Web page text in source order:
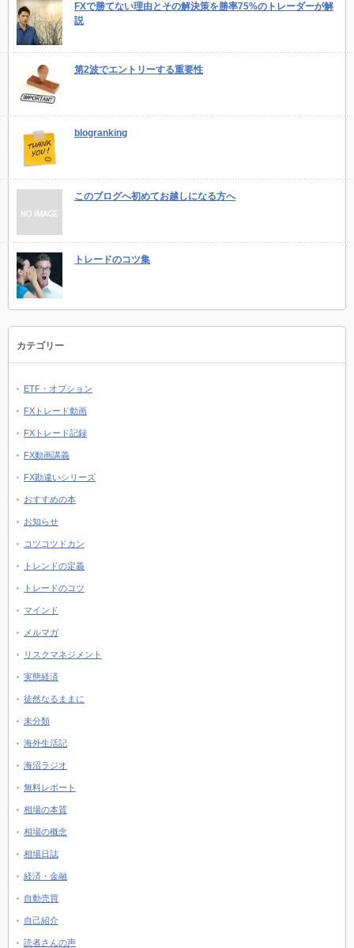
FXで勝てない理由とその解決策を勝率75%のトレーダーが解
説
第2波でエントリーする重要性
blogranking
このブログへ初めてお越しになる方へ
トレードのコツ集
カテゴリー
ETF・オプション
FXトレード動画
FXトレード記録
FX動画講義
FX勘違いシリーズ
おすすめの本
お知らせ
コツコツドカン
トレンドの定義
トレードのコツ
マインド
メルマガ
リスクマネジメント
実態経済
徒然なるままに
未分類
海外生活記
海沼ラジオ
無料レポート
相場の本質
相場の概念
相場日誌
経済・金融
自動売買
自己紹介
読者さんの声